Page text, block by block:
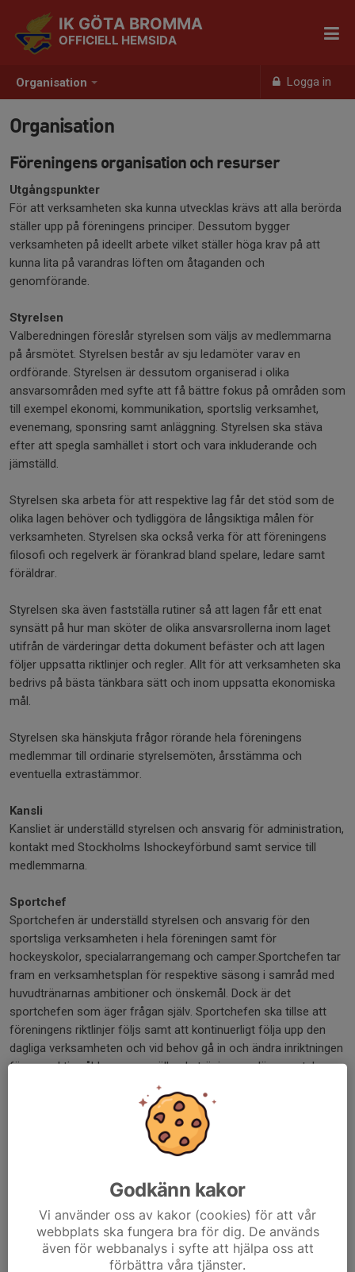
Organisation Logga in
IK GÖTA BROMMA
OFFICIELL HEMSIDA
Organisation
Föreningens organisation och resurser
Utgångspunkter
För att verksamheten ska kunna utvecklas krävs att alla berörda
ställer upp på föreningens principer. Dessutom bygger
verksamheten på ideellt arbete vilket ställer höga krav på att
kunna lita på varandras löften om åtaganden och
genomförande.
Styrelsen
Valberedningen föreslår styrelsen som väljs av medlemmarna
på årsmötet. Styrelsen består av sju ledamöter varav en
ordförande. Styrelsen är dessutom organiserad i olika
ansvarsområden med syfte att få bättre fokus på områden som
till exempel ekonomi, kommunikation, sportslig verksamhet,
evenemang, sponsring samt anläggning. Styrelsen ska stäva
efter att spegla samhället i stort och vara inkluderande och
jämställd.
Styrelsen ska arbeta för att respektive lag får det stöd som de
olika lagen behöver och tydliggöra de långsiktiga målen för
verksamheten. Styrelsen ska också verka för att föreningens
filosofi och regelverk är förankrad bland spelare, ledare samt
föräldrar.
Styrelsen ska även fastställa rutiner så att lagen får ett enat
synsätt på hur man sköter de olika ansvarsrollerna inom laget
utifrån de värderingar detta dokument befäster och att lagen
följer uppsatta riktlinjer och regler. Allt för att verksamheten ska
bedrivs på bästa tänkbara sätt och inom uppsatta ekonomiska
mål.
Styrelsen ska hänskjuta frågor rörande hela föreningens
medlemmar till ordinarie styrelsemöten, årsstämma och
eventuella extrastämmor.
Kansli
Kansliet är underställd styrelsen och ansvarig för administration,
kontakt med Stockholms Ishockeyförbund samt service till
medlemmarna.
Sportchef
Sportchefen är underställd styrelsen och ansvarig för den
sportsliga verksamheten i hela föreningen samt för
hockeyskolor, specialarrangemang och camper.Sportchefen tar
fram en verksamhetsplan för respektive säsong i samråd med
huvudtränarnas ambitioner och önskemål. Dock är det
sportchefen som äger frågan själv. Sportchefen ska tillse att
föreningens riktlinjer följs samt att kontinuerligt följa upp den
dagliga verksamheten och vid behov gå in och ändra inriktningen
för respektive åldersgrupp, gällande träningsupplägg, match-
och cupupplägg. Det är sportchefen som är ytterst ansvarig för
att respektive åldersgrupps verksamhet sköts i enlighet med
klubbens riktlinjer och regelverk. Sportchefens uppgift är vidare
att tillsätta och godkänna behöriga tränare för hela föreningen.
Sportchefens ansvarsområde tillkommer endast sportchefen
i föreningen. Sportchefen ska kontinuerligt stämma av sitt
arbete och resultat- uppföljning (budget) inför styrelsen.
Sportchefen ansvarar även för att målvaktsträning på
kontinuerlig basis införlivas i
Godkänn kakor
Vi använder oss av kakor (cookies) för att vår
webbplats ska fungera bra för dig. De används
även för webbanalys i syfte att hjälpa oss att
förbättra våra tjänster.